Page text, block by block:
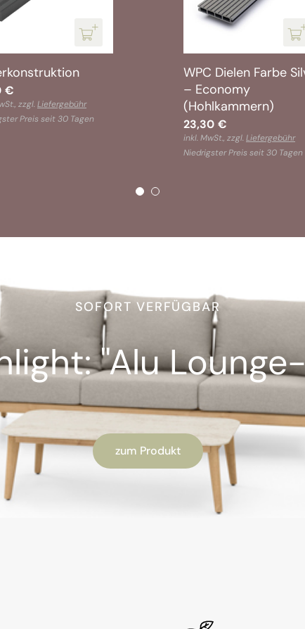
€
zzgl.Liefergebühr
Preis seit 30 Tagen
WPC Dielen Farbe
– Economy
(Hohlkammern)
23,30 €
inkl. MwSt., zzgl.Liefergebühr
Niedrigster Preis seit 30 Tagen
SOFORT VERFÜGBAR
"Alu
zum Produkt